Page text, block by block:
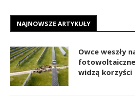
NAJNOWSZE ARTYKUŁY
Owce weszły
widzą korzyści